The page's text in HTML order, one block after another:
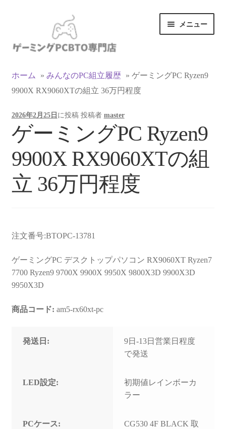
ゲ
ョ
ン
ス
キ
ッ
プ
テ
へ
ス
ッ
プ
メニュー
マイアカウント
支払い
お買い物カゴ
お買い物ガイド
ご使用時にあたって
ホーム » みんなのPC組立履歴 » ゲーミングPC Ryzen9
9900X RX9060XTの組立 36万円程度
2026年2月25日 に投稿 投稿者 master
ゲーミングPC Ryzen9
9900X RX9060XTの組
立 36万円程度
注文番号:BTOPC-13781
ゲーミングPC デスクトップパソコン RX9060XT Ryzen7
7700 Ryzen9 9700X 9900X 9950X 9800X3D 9900X3D
9950X3D
商品コード: am5-rx60xt-pc
発送日:
9日-13日営業日程度
で発送
LED設定:
初期値レインボーカ
ラー
PCケース:
CG530 4F BLACK 取